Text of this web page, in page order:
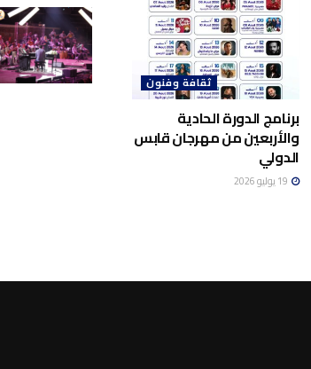
ثقافة وفنون
برنامج الدورة الحادية
والأربعين من مهرجان قابس
الدولي